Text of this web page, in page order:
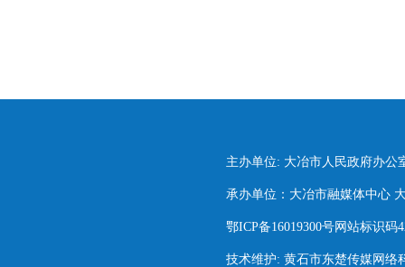
主办单位: 大冶市人民政府办公
承办单位：大冶市融媒体中心
鄂ICP备16019300号网站标识码
技术维护: 黄石市东楚传媒网络